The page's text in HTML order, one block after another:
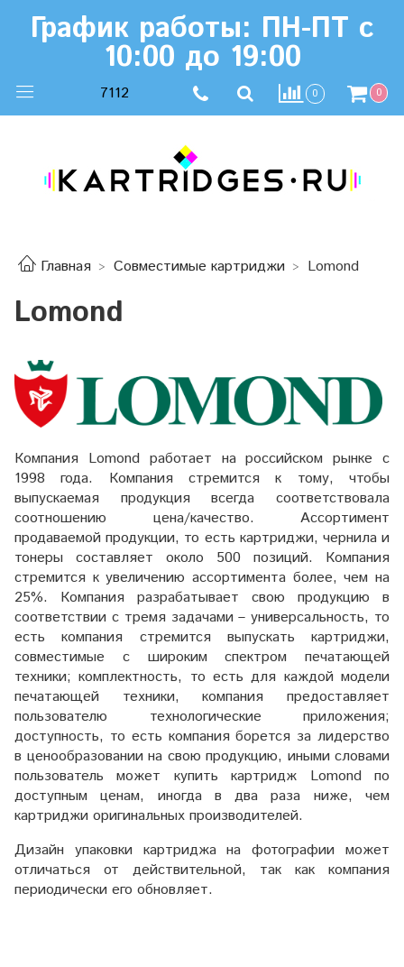
График работы: ПН-ПТ с
10:00 до 19:00
7112 0 0
Главная Совместимые картриджи Lomond
Lomond
Компания Lomond работает на российском рынке с
1998 года. Компания стремится к тому, чтобы
выпускаемая продукция всегда соответствовала
соотношению цена/качество. Ассортимент
продаваемой продукции, то есть картриджи, чернила и
тонеры составляет около 500 позиций. Компания
стремится к увеличению ассортимента более, чем на
25%. Компания разрабатывает свою продукцию в
соответствии с тремя задачами – универсальность, то
есть компания стремится выпускать картриджи,
совместимые с широким спектром печатающей
техники; комплектность, то есть для каждой модели
печатающей техники, компания предоставляет
пользователю технологические приложения;
доступность, то есть компания борется за лидерство
в ценообразовании на свою продукцию, иными словами
пользователь может купить картридж Lomond по
доступным ценам, иногда в два раза ниже, чем
картриджи оригинальных производителей.
Дизайн упаковки картриджа на фотографии может
отличаться от действительной, так как компания
периодически его обновляет.